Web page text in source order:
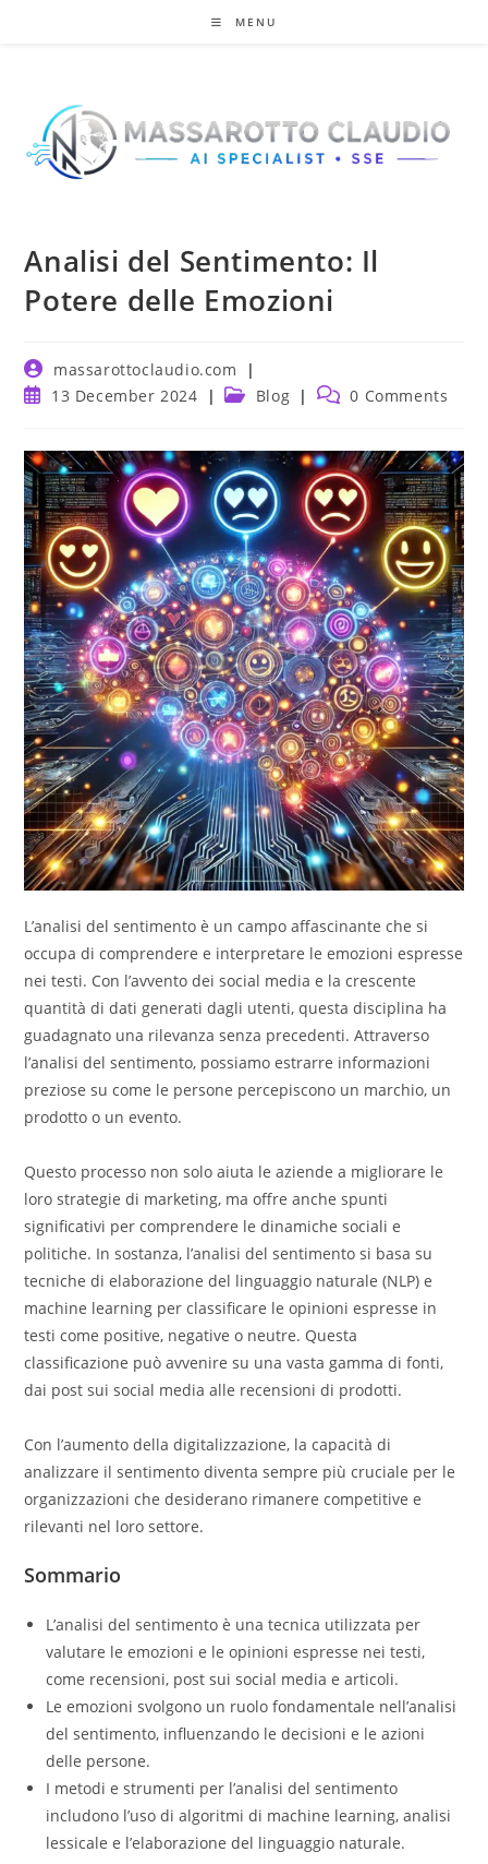
MENU
Analisi del Sentimento: Il
Potere delle Emozioni
Post
author:
massarottoclaudio.com
Post13 December 2024
Post Blog
Post 0 Comments
L’analisi del sentimento è un campo affascinante che si
occupa di comprendere e interpretare le emozioni espresse
nei testi. Con l’avvento dei social media e la crescente
quantità di dati generati dagli utenti, questa disciplina ha
guadagnato una rilevanza senza precedenti. Attraverso
l’analisi del sentimento, possiamo estrarre informazioni
preziose su come le persone percepiscono un marchio, un
prodotto o un evento.
Questo processo non solo aiuta le aziende a migliorare le
loro strategie di marketing, ma offre anche spunti
significativi per comprendere le dinamiche sociali e
politiche. In sostanza, l’analisi del sentimento si basa su
tecniche di elaborazione del linguaggio naturale (NLP) e
machine learning per classificare le opinioni espresse in
testi come positive, negative o neutre. Questa
classificazione può avvenire su una vasta gamma di fonti,
dai post sui social media alle recensioni di prodotti.
Con l’aumento della digitalizzazione, la capacità di
analizzare il sentimento diventa sempre più cruciale per le
organizzazioni che desiderano rimanere competitive e
rilevanti nel loro settore.
Sommario
L’analisi del sentimento è una tecnica utilizzata per
valutare le emozioni e le opinioni espresse nei testi,
come recensioni, post sui social media e articoli.
Le emozioni svolgono un ruolo fondamentale nell’analisi
del sentimento, influenzando le decisioni e le azioni
delle persone.
I metodi e strumenti per l’analisi del sentimento
includono l’uso di algoritmi di machine learning, analisi
lessicale e l’elaborazione del linguaggio naturale.